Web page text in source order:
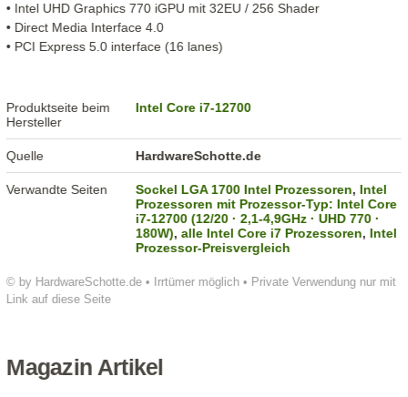
© by HardwareSchotte.de • Irrtümer möglich • Private Verwendung nur mit
Link auf diese Seite
• Intel UHD Graphics 770 iGPU mit 32EU / 256 Shader
• Direct Media Interface 4.0
• PCI Express 5.0 interface (16 lanes)
Produktseite beim
Hersteller
Intel Core i7-12700
Quelle HardwareSchotte.de
Verwandte Seiten Sockel LGA 1700 Intel Prozessoren,Intel
Prozessoren mit Prozessor-Typ: Intel Core
i7-12700 (12/20 · 2,1-4,9GHz · UHD 770 ·
180W),alle Intel Core i7 Prozessoren,Intel
Prozessor-Preisvergleich
Magazin Artikel